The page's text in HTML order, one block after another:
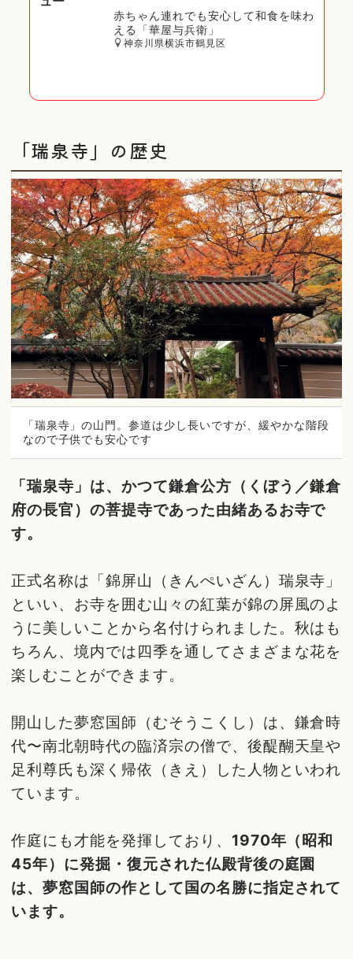
赤ちゃん連れでも安心して和食を味わ
える「華屋与兵衛」
神奈川県横浜市鶴見区
「瑞泉寺」の歴史
「瑞泉寺」の山門。参道は少し長いですが、緩やかな階段
なので子供でも安心です
「瑞泉寺」は、かつて鎌倉公方（くぼう／鎌倉
府の長官）の菩提寺であった由緒あるお寺で
す。
正式名称は「錦屏山（きんぺいざん）瑞泉寺」
といい、お寺を囲む山々の紅葉が錦の屏風のよ
うに美しいことから名付けられました。秋はも
ちろん、境内では四季を通してさまざまな花を
楽しむことができます。
開山した夢窓国師（むそうこくし）は、鎌倉時
代〜南北朝時代の臨済宗の僧で、後醍醐天皇や
足利尊氏も深く帰依（きえ）した人物といわれ
ています。
作庭にも才能を発揮しており、 1970年（昭和
45年）に発掘・復元された仏殿背後の庭園
は、夢窓国師の作として国の名勝に指定されて
います。